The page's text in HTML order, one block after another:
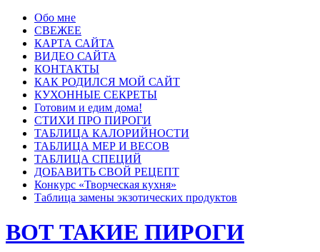
Обо мне
СВЕЖЕЕ
КАРТА САЙТА
ВИДЕО САЙТА
КОНТАКТЫ
КАК РОДИЛСЯ МОЙ САЙТ
КУХОННЫЕ СЕКРЕТЫ
Готовим и едим дома!
СТИХИ ПРО ПИРОГИ
ТАБЛИЦА КАЛОРИЙНОСТИ
ТАБЛИЦА МЕР И ВЕСОВ
ТАБЛИЦА СПЕЦИЙ
ДОБАВИТЬ СВОЙ РЕЦЕПТ
Конкурс «Творческая кухня»
Таблица замены экзотических продуктов
ВОТ ТАКИЕ ПИРОГИ